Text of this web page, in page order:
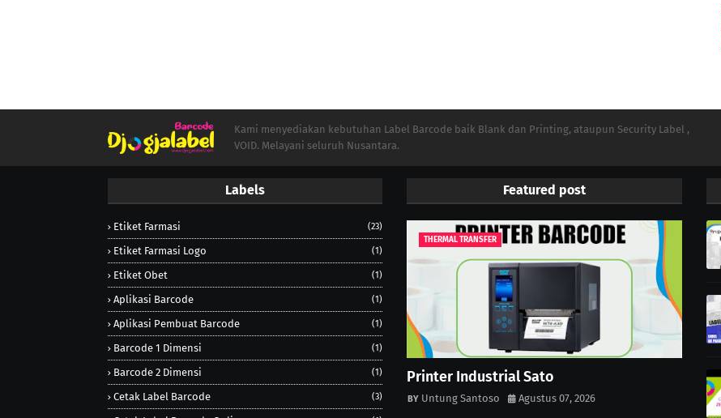
Kami menyediakan kebutuhan Label Barcode baik Blank dan Printing, ataupun Security Label ,
VOID. Melayani seluruh Nusantara.
Labels
Etiket Farmasi (23)
Etiket Farmasi Logo (1)
Etiket Obet (1)
Aplikasi Barcode (1)
Aplikasi Pembuat Barcode (1)
Barcode 1 Dimensi (1)
Barcode 2 Dimensi (1)
Cetak Label Barcode (3)
Featured post
THERMAL TRANSFER
Printer Industrial Sato
Untung Santoso Agustus 07, 2026